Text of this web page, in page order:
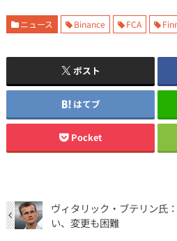
ニュース Binance FCA
ポスト
はてブ
Pocket
ヴィタリック・ブテリン氏
い、変更も困難